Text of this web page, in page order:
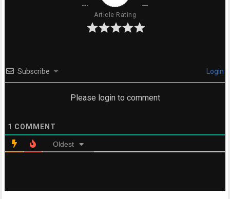
Article Rating
Subscribe Login
Please login to comment
1 COMMENT
Oldest